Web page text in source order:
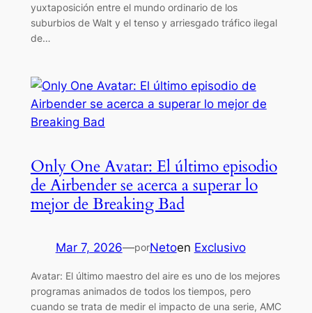
yuxtaposición entre el mundo ordinario de los
suburbios de Walt y el tenso y arriesgado tráfico ilegal
de…
Only One Avatar: El último episodio
de Airbender se acerca a superar lo
mejor de Breaking Bad
Mar 7, 2026—porNetoen Exclusivo
Avatar: El último maestro del aire es uno de los mejores
programas animados de todos los tiempos, pero
cuando se trata de medir el impacto de una serie, AMC